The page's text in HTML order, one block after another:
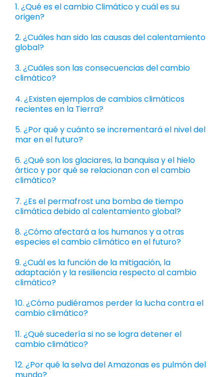
1. ¿Qué es el cambio Climático y cuál es su
origen?
2. ¿Cuáles han sido las causas del calentamiento
global?
3. ¿Cuáles son las consecuencias del cambio
climático?
4. ¿Existen ejemplos de cambios climáticos
recientes en la Tierra?
5. ¿Por qué y cuánto se incrementará el nivel del
mar en el futuro?
6. ¿Qué son los glaciares, la banquisa y el hielo
ártico y por qué se relacionan con el cambio
climático?
7. ¿Es el permafrost una bomba de tiempo
climática debido al calentamiento global?
8. ¿Cómo afectará a los humanos y a otras
especies el cambio climático en el futuro?
9. ¿Cuál es la función de la mitigación, la
adaptación y la resiliencia respecto al cambio
climático?
10. ¿Cómo pudiéramos perder la lucha contra el
cambio climático?
11. ¿Qué sucedería si no se logra detener el
cambio climático?
12. ¿Por qué la selva del Amazonas es pulmón del
mundo?